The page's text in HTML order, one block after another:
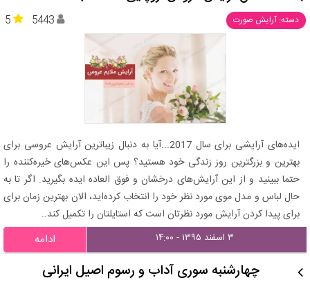
دسته: آرایش صورت 5 5443
ایده‌های آرایشی برای سال 2017...آیا به دنبال زیباترین آرایش عروسی برای
بهترین و بزرگترین روز زندگی خود هستید؟ پس این عکس‌های خیره‌کننده را
حتما ببینید و از این آرایش‌های درخشان و فوق العاده ایده بگیرید. اگر تا به
حال لباس و مدل موی مورد نظر خود را انتخاب کرده‌اید، الان بهترین زمان برای
برای پیدا کردن آرایش مورد نظرتان است که استایلتان را تکمیل کند..
۳ اسفند ۱۳۹۵ - ۱۴:۰۰ ادامه
چهارشنبه سوری آداب و رسوم اصیل ایرانی